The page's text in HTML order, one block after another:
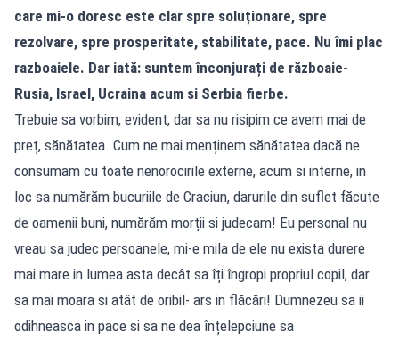
care mi-o doresc este clar spre soluționare, spre
rezolvare, spre prosperitate, stabilitate, pace. Nu îmi plac
razboaiele. Dar iată: suntem înconjurați de războaie-
Rusia, Israel, Ucraina acum si Serbia fierbe.
Trebuie sa vorbim, evident, dar sa nu risipim ce avem mai de
preț, sănătatea. Cum ne mai menținem sănătatea dacă ne
consumam cu toate nenorocirile externe, acum si interne, in
loc sa numărăm bucuriile de Craciun, darurile din suflet făcute
de oamenii buni, numărăm morții si judecam! Eu personal nu
vreau sa judec persoanele, mi-e mila de ele nu exista durere
mai mare in lumea asta decât sa îți îngropi propriul copil, dar
sa mai moara si atât de oribil- ars in flăcări! Dumnezeu sa ii
odihneasca in pace si sa ne dea înțelepciune sa